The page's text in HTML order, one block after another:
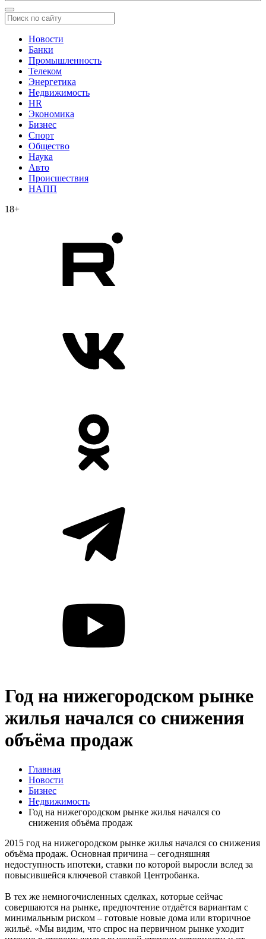
Новости
Банки
Промышленность
Телеком
Энергетика
Недвижимость
HR
Экономика
Бизнес
Спорт
Общество
Наука
Авто
Происшествия
НАПП
18+
Год на нижегородском рынке
жилья начался со снижения
объёма продаж
Главная
Новости
Бизнес
Недвижимость
Год на нижегородском рынке жилья начался со
снижения объёма продаж
2015 год на нижегородском рынке жилья начался со снижения
объёма продаж. Основная причина – сегодняшняя
недоступность ипотеки, ставки по которой выросли вслед за
повысившейся ключевой ставкой Центробанка.
В тех же немногочисленных сделках, которые сейчас
совершаются на рынке, предпочтение отдаётся вариантам с
минимальным риском – готовые новые дома или вторичное
жильё. «Мы видим, что спрос на первичном рынке уходит